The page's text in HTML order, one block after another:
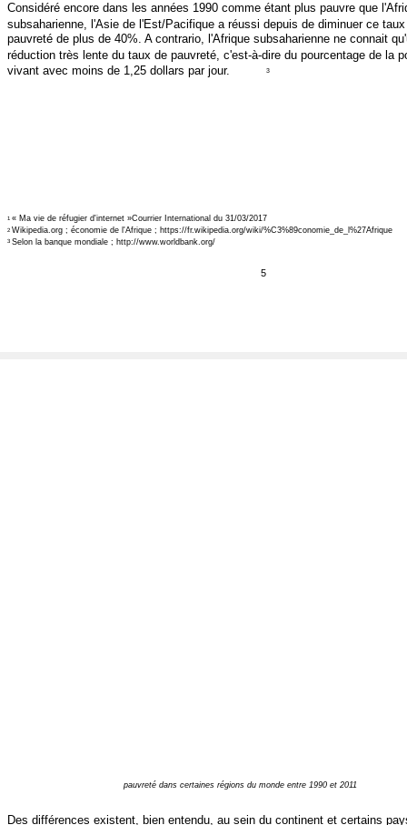
5
Considéré encore dans les années 1990 comme étant plus pauvre que
subsaharienne, l'Asie de l'Est/Pacifique a réussi depuis de diminuer ce
pauvreté de plus de 40%. A contrario, l'Afrique subsaharienne ne connait
réduction très lente du taux de pauvreté, c'est-à-dire du pourcentage de la
vivant avec moins de 1,25 dollars par jour.
3
1 « Ma vie de réfugier d'internet »Courrier International du 31/03/2017
2 Wikipedia.org ; économie de l'Afrique ; https://fr.wikipedia.org/wiki/%C3%89conomie_de_l%27Afrique
3 Selon la banque mondiale ; http://www.worldbank.org/
pauvreté dans certaines régions du monde entre 1990 et 2011
Des différences existent, bien entendu, au sein du continent et certains